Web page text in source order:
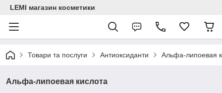
LEMI магазин косметики
Товари та послуги Антиоксиданти Альфа-липоевая
Альфа-липоевая кислота